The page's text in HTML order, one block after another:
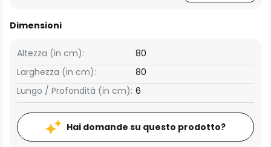
Dimensioni
Larghezza (in cm): 80
Altezza (in cm): 80
Lungo / Profondità (in cm): 6
Hai domande su questo prodotto?